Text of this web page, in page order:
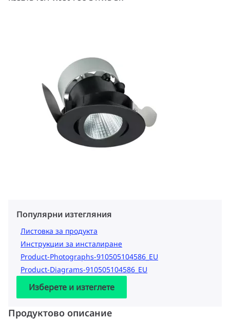
Популярни изтегляния
Листовка за продукта
Инструкции за инсталиране
Product-Photographs-910505104586_EU
Product-Diagrams-910505104586_EU
Изберете и изтеглете
Продуктово описание